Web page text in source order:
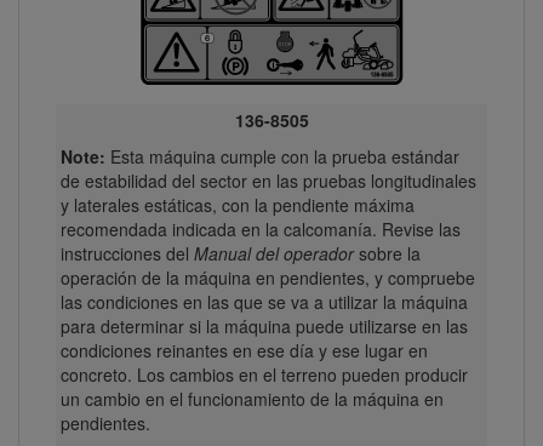
136-8505
Note: Esta máquina cumple con la prueba estándar
de estabilidad del sector en las pruebas longitudinales
y laterales estáticas, con la pendiente máxima
recomendada indicada en la calcomanía. Revise las
instrucciones del Manual del operadorsobre la
operación de la máquina en pendientes, y compruebe
las condiciones en las que se va a utilizar la máquina
para determinar si la máquina puede utilizarse en las
condiciones reinantes en ese día y ese lugar en
concreto. Los cambios en el terreno pueden producir
un cambio en el funcionamiento de la máquina en
pendientes.